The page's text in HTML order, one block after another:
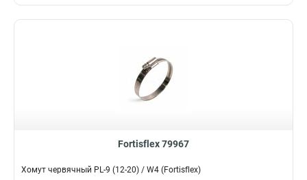
Fortisflex 79967
Хомут червячный PL-9 (12-20) / W4 (Fortisflex)